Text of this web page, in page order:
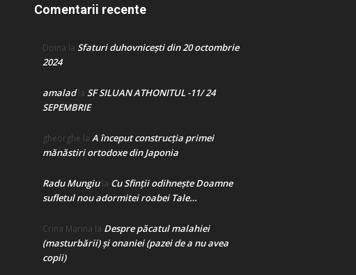
Comentarii recente
Doina la Sfaturi duhovnicești din 20 octombrie
2024
amaladla SF SILUAN ATHONITUL -11/ 24
SEPEMBRIE
gheorghe la A început construcţia primei
mănăstiri ortodoxe din Japonia
Radu Mungiula Cu Sfinții odihnește Doamne
sufletul nou adormitei roabei Tale…
Crina Marina la Despre păcatul malahiei
(masturbării) şi onaniei (pazei de a nu avea
copii)